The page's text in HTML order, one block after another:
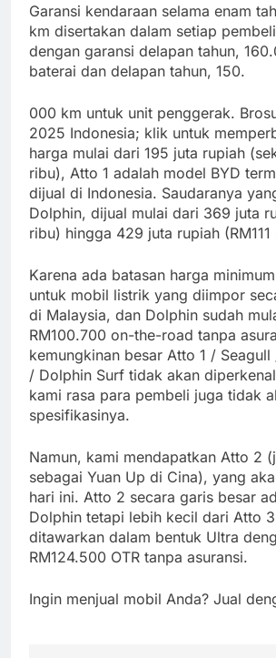
Garansi kendaraan selama enam
km disertakan dalam setiap
dengan garansi delapan tahun,
baterai dan delapan tahun, 150.
000 km untuk unit penggerak.
2025 Indonesia; klik untuk
harga mulai dari 195 juta rupiah
ribu), Atto 1 adalah model BYD
dijual di Indonesia. Saudaranya
Dolphin, dijual mulai dari 369 juta
ribu) hingga 429 juta rupiah (RM111
Karena ada batasan harga
untuk mobil listrik yang diimpor
di Malaysia, dan Dolphin sudah
RM100.700 on-the-road tanpa
kemungkinan besar Atto 1 /
/ Dolphin Surf tidak akan
kami rasa para pembeli juga tidak
spesifikasinya.
Namun, kami mendapatkan Atto 2
sebagai Yuan Up di Cina), yang
hari ini. Atto 2 secara garis besar
Dolphin tetapi lebih kecil dari Atto
ditawarkan dalam bentuk Ultra
RM124.500 OTR tanpa asuransi.
Ingin menjual mobil Anda? Jual